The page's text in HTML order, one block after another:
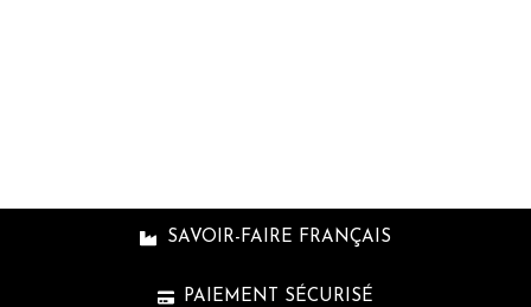
SAVOIR-FAIRE FRANÇAIS
PAIEMENT SÉCURISÉ